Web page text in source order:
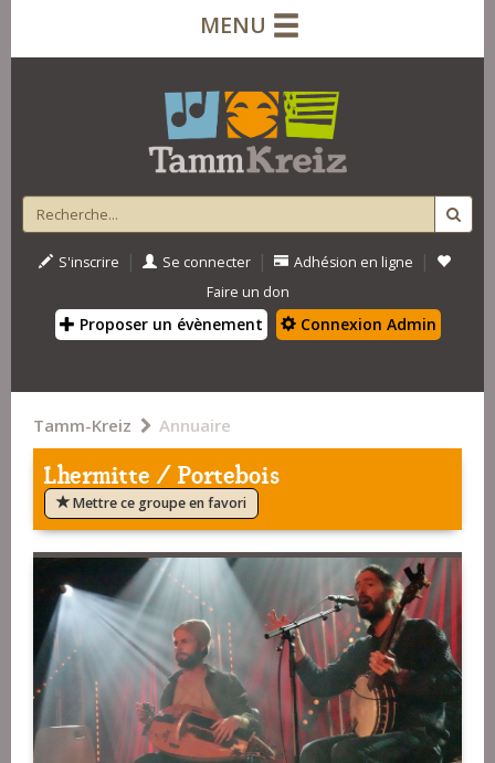
MENU
S'inscrire | Se connecter | Adhésion en ligne |
Faire un don
Proposer un évènement Connexion Admin
Tamm-Kreiz Annuaire
Lhermitte / Portebois
Mettre ce groupe en favori